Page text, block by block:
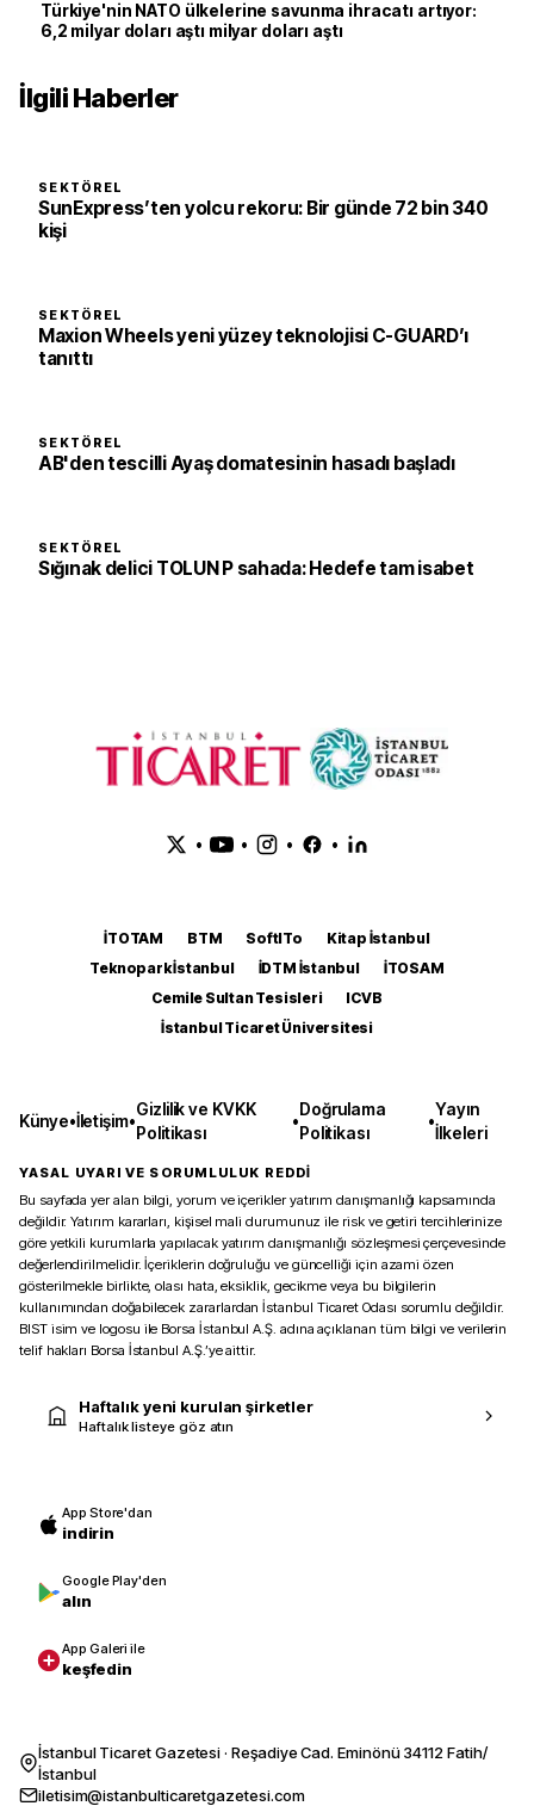
Türkiye'nin NATO ülkelerine savunma ihracatı artıyor:
6,2 milyar doları aştı milyar doları aştı
İlgili Haberler
SEKTÖREL
SunExpress’ten yolcu rekoru: Bir günde 72 bin 340
kişi
SEKTÖREL
Maxion Wheels yeni yüzey teknolojisi C-GUARD’ı
tanıttı
SEKTÖREL
AB'den tescilli Ayaş domatesinin hasadı başladı
SEKTÖREL
Sığınak delici TOLUN P sahada: Hedefe tam isabet
• • • •
İTOTAM BTM SoftITo
Kitap İstanbul
Teknopark İstanbul
İDTM İstanbul
İTOSAM
Cemile Sultan Tesisleri
ICVB
İstanbul Ticaret Üniversitesi
Künye•İletişim•
Gizlilik ve KVKK
Politikası
•
Doğrulama
Politikası
•
Yayın
İlkeleri
YASAL UYARI VE SORUMLULUK REDDİ
Bu sayfada yer alan bilgi, yorum ve içerikler yatırım danışmanlığı kapsamında
değildir. Yatırım kararları, kişisel mali durumunuz ile risk ve getiri tercihlerinize
göre yetkili kurumlarla yapılacak yatırım danışmanlığı sözleşmesi çerçevesinde
değerlendirilmelidir. İçeriklerin doğruluğu ve güncelliği için azami özen
gösterilmekle birlikte, olası hata, eksiklik, gecikme veya bu bilgilerin
kullanımından doğabilecek zararlardan İstanbul Ticaret Odası sorumlu değildir.
BIST isim ve logosu ile Borsa İstanbul A.Ş. adına açıklanan tüm bilgi ve verilerin
telif hakları Borsa İstanbul A.Ş.’ye aittir.
Haftalık yeni kurulan şirketler
Haftalık listeye göz atın
App Store'dan
indirin
Google Play'den
alın
App Galeri ile
keşfedin
İstanbul Ticaret Gazetesi · Reşadiye Cad. Eminönü 34112 Fatih/
İstanbul
iletisim@istanbulticaretgazetesi.com